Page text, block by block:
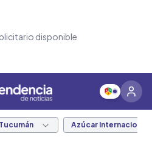
disponible
Azúcar Internacional